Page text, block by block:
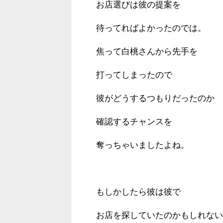
お店選びは彼の提案を
待ってればよかったのでは。
焦って白桃さんから先手を
打ってしまったので
彼がどうするつもりだったのか
確認するチャンスを
奪っちゃいましたよね。
もしかしたら彼は彼で
お店を探していたのかもしれな